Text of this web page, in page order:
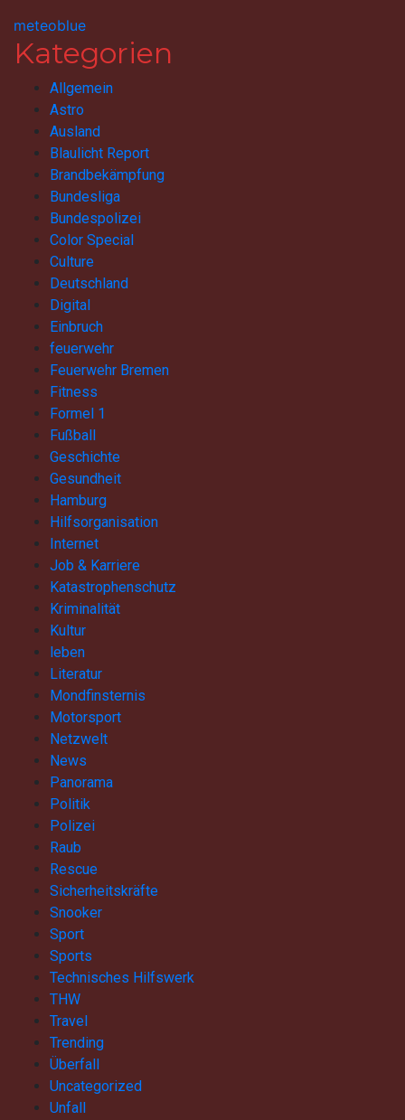
meteoblue
Kategorien
Allgemein
Astro
Ausland
Blaulicht Report
Brandbekämpfung
Bundesliga
Bundespolizei
Color Special
Culture
Deutschland
Digital
Einbruch
feuerwehr
Feuerwehr Bremen
Fitness
Formel 1
Fußball
Geschichte
Gesundheit
Hamburg
Hilfsorganisation
Internet
Job & Karriere
Katastrophenschutz
Kriminalität
Kultur
leben
Literatur
Mondfinsternis
Motorsport
Netzwelt
News
Panorama
Politik
Polizei
Raub
Rescue
Sicherheitskräfte
Snooker
Sport
Sports
Technisches Hilfswerk
THW
Travel
Trending
Überfall
Uncategorized
Unfall